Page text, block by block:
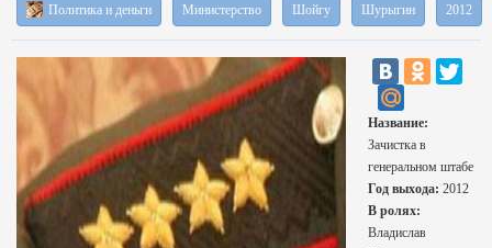
Политика и деньги Министерство Шойгу Шурыгин 2012
Название:
Зачистка в
генеральном штабе
Год выхода: 2012
В ролях:
Владислав